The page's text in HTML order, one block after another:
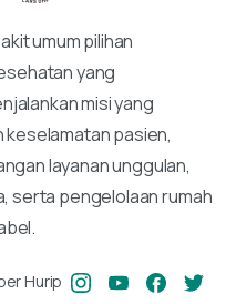
umum pilihan
yang
misi yang
pasien,
layanan unggulan,
serta pengelolaan rumah
Hurip